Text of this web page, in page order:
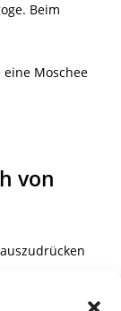
Beim
Moschee
von